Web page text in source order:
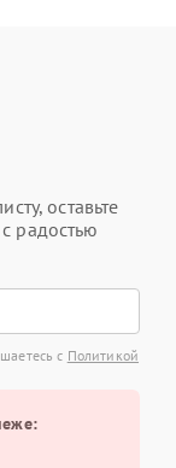
оставьте
радостью
с Политикой